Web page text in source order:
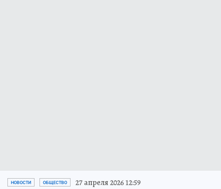
НОВОСТИ ОБЩЕСТВО 27 апреля 2026 12:59